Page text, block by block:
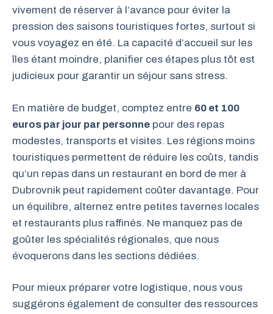
vivement de réserver à l’avance pour éviter la
pression des saisons touristiques fortes, surtout si
vous voyagez en été. La capacité d’accueil sur les
îles étant moindre, planifier ces étapes plus tôt est
judicieux pour garantir un séjour sans stress.
En matière de budget, comptez entre 60 et 100
euros par jour par personne pour des repas
modestes, transports et visites. Les régions moins
touristiques permettent de réduire les coûts, tandis
qu’un repas dans un restaurant en bord de mer à
Dubrovnik peut rapidement coûter davantage. Pour
un équilibre, alternez entre petites tavernes locales
et restaurants plus raffinés. Ne manquez pas de
goûter les spécialités régionales, que nous
évoquerons dans les sections dédiées.
Pour mieux préparer votre logistique, nous vous
suggérons également de consulter des ressources